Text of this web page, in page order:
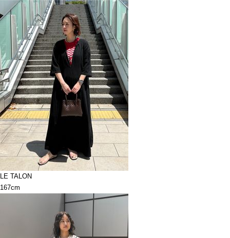
LE TALON
167cm